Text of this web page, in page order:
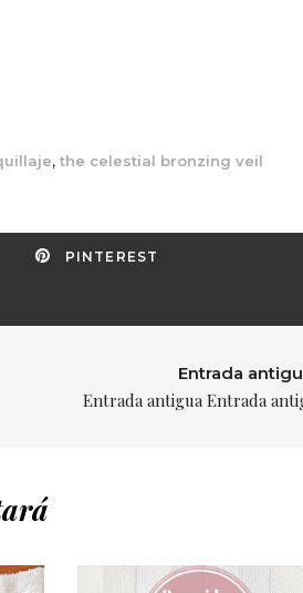
, the celestial bronzing veil
PINTEREST
Entrada
Entrada antigua Entrada